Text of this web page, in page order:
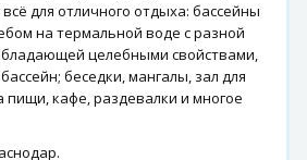
для отличного отдыха: бассейны
на термальной воде с разной
целебными свойствами,
беседки, мангалы, зал для
кафе, раздевалки и многое